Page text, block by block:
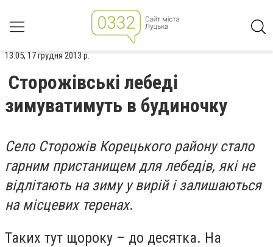
13:05, 17 грудня 2013 р.
Сторожівські лебеді
зимуватимуть в будиночку
Село Сторожів Корецького району стало
гарним пристанищем для лебедів, які не
відлітають на зиму у вирій і залишаються
на місцевих теренах.
Таких тут щороку – до десятка. На